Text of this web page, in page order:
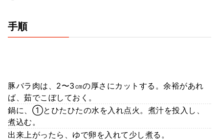
手順
豚バラ肉は、2〜3㎝の厚さにカットする。余裕があれ
ば、茹でこぼしておく。
鍋に、①とひたひたの水を入れ点火。煮汁を投入し、
煮込む。
出来上がったら、ゆで卵を入れて少し煮る。